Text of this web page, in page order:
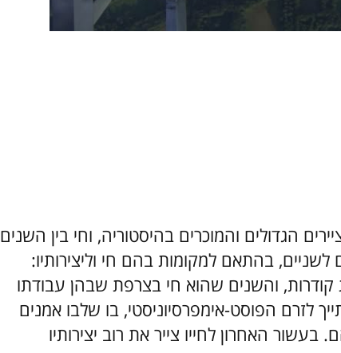
הגדולים והמוכרים בהיסטוריה, וחי בין השנים
לשניים, בהתאם למקומות בהם חי וליצירותיו:
קודרות, והשנים שהוא חי בצרפת שבהן עבודתו
לזרם הפוסט-אימפרסיוניסטי, בו שלבו אמנים
בעשור האחרון לחייו צייר את רוב יצירותיו